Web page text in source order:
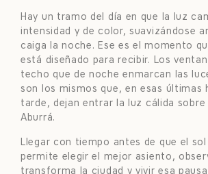
Hay un tramo del día en que la luz
intensidad y de color, suavizándose
caiga la noche. Ese es el momento
está diseñado para recibir. Los
techo que de noche enmarcan las
son los mismos que, en esas últimas
tarde, dejan entrar la luz cálida sobre
Aburrá.
Llegar con tiempo antes de que el
permite elegir el mejor asiento,
transforma la ciudad y vivir esa